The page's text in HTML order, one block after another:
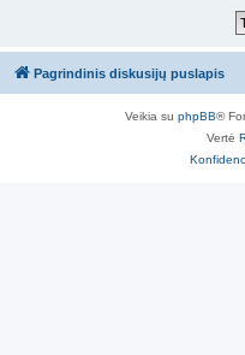
Pagrindinis diskusijų puslapis
Veikia su phpBB®
Vertė